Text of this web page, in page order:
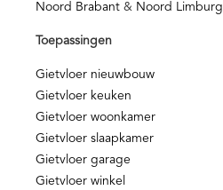
Noord Brabant & Noord Limburg
Toepassingen
Gietvloer nieuwbouw
Gietvloer keuken
Gietvloer woonkamer
Gietvloer slaapkamer
Gietvloer garage
Gietvloer winkel